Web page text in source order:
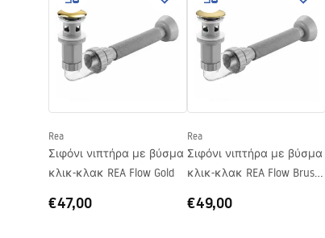
Πλάτος
Ύψος
115
Βάθος
Οπή βρύσης
Όχι
Οπή υπερχείλισης
Rea
Σιφόνι νιπτήρα με βύσμα
κλικ-κλακ REA Flow Gold
€47,00
Rea
Σιφόνι νιπτήρα με βύσμα
κλικ-κλακ REA Flow Brush
€49,00